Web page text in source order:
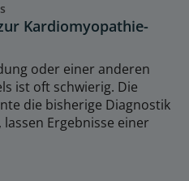
Kardiomyopathie-
oder einer anderen
ist oft schwierig. Die
die bisherige Diagnostik
Ergebnisse einer